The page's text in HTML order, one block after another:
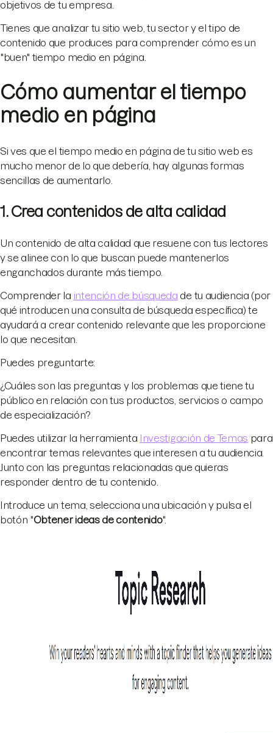
objetivos de tu empresa.
Tienes que analizar tu sitio web, tu sector y el tipo de
contenido que produces para comprender cómo es un
"buen" tiempo medio en página.
Cómo aumentar el tiempo
medio en página
Si ves que el tiempo medio en página de tu sitio web es
mucho menor de lo que debería, hay algunas formas
sencillas de aumentarlo.
1. Crea contenidos de alta calidad
Un contenido de alta calidad que resuene con tus lectores
y se alinee con lo que buscan puede mantenerlos
enganchados durante más tiempo.
Comprender la intención de búsqueda de tu audiencia (por
qué introducen una consulta de búsqueda específica) te
ayudará a crear contenido relevante que les proporcione
lo que necesitan.
Puedes preguntarte:
¿Cuáles son las preguntas y los problemas que tiene tu
público en relación con tus productos, servicios o campo
de especialización?
Puedes utilizar la herramienta Investigación de Temas para
encontrar temas relevantes que interesen a tu audiencia.
Junto con las preguntas relacionadas que quieras
responder dentro de tu contenido.
Introduce un tema, selecciona una ubicación y pulsa el
botón "Obtener ideas de contenido".